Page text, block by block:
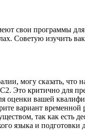
свои программы
Советую изучить
могу сказать, что
Это критично
оценки вашей
вариант
так как есть
языка и